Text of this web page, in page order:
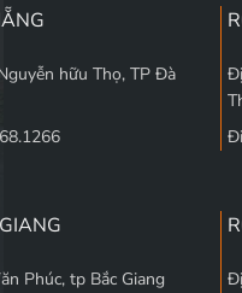
hữu Thọ, TP Đà
Phúc, tp Bắc Giang